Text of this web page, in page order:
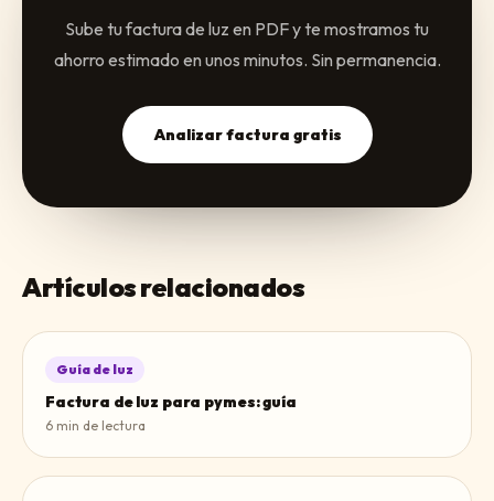
Sube tu factura de luz en PDF y te mostramos tu
ahorro estimado en unos minutos. Sin permanencia.
Analizar factura gratis
Artículos relacionados
Guía de luz
Factura de luz para pymes: guía
6 min de lectura